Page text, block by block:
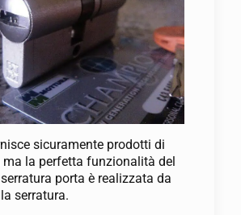
sicuramente prodotti di
la perfetta funzionalità del
porta è realizzata da
serratura.